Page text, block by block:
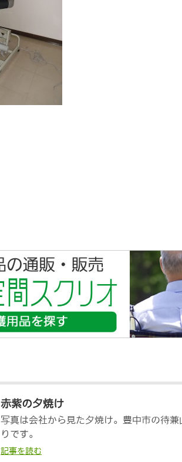
赤紫の夕焼け
写真は会社から見た夕焼け。豊中市の待
りです。
記事を読む